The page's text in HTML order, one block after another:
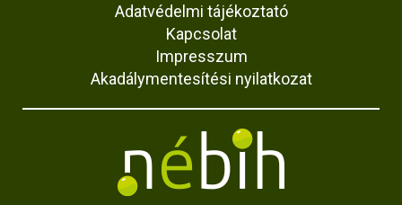
Adatvédelmi tájékoztató
Kapcsolat
Impresszum
Akadálymentesítési nyilatkozat